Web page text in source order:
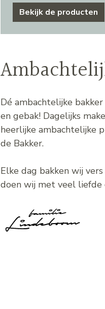
Bekijk de producten
Dé ambachtelijke
en gebak! Dagelijks
heerlijke ambachtelijke
de Bakker.
Elke dag bakken wij
doen wij met veel liefde